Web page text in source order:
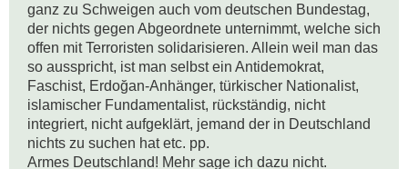
ganz zu Schweigen auch vom deutschen Bundestag,
der nichts gegen Abgeordnete unternimmt, welche sich
offen mit Terroristen solidarisieren. Allein weil man das
so ausspricht, ist man selbst ein Antidemokrat,
Faschist, Erdoğan-Anhänger, türkischer Nationalist,
islamischer Fundamentalist, rückständig, nicht
integriert, nicht aufgeklärt, jemand der in Deutschland
nichts zu suchen hat etc. pp.
Armes Deutschland! Mehr sage ich dazu nicht.